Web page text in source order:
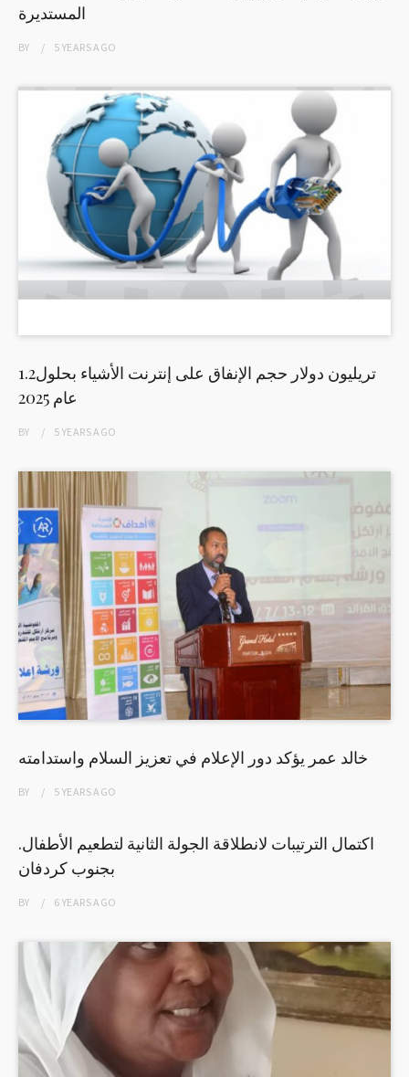
المستديرة
BY 5 YEARSAGO
1.2تريليون دولار حجم الإنفاق على إنترنت الأشياء بحلول
عام 2025
BY 5 YEARSAGO
خالد عمر يؤكد دور الإعلام في تعزيز السلام واستدامته
BY 5 YEARSAGO
اكتمال الترتيبات لانطلاقة الجولة الثانية لتطعيم الأطفال.
بجنوب كردفان
BY 6 YEARSAGO